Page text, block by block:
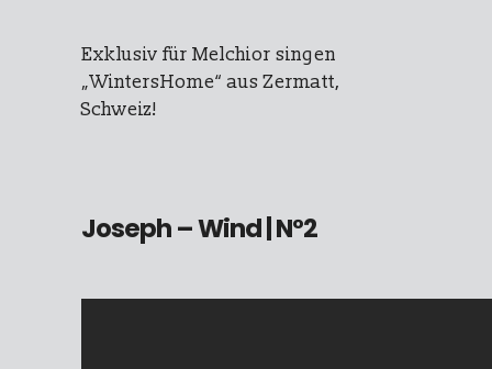
Exklusiv für Melchior singen
„WintersHome“ aus Zermatt,
Schweiz!
Joseph – Wind| N°2